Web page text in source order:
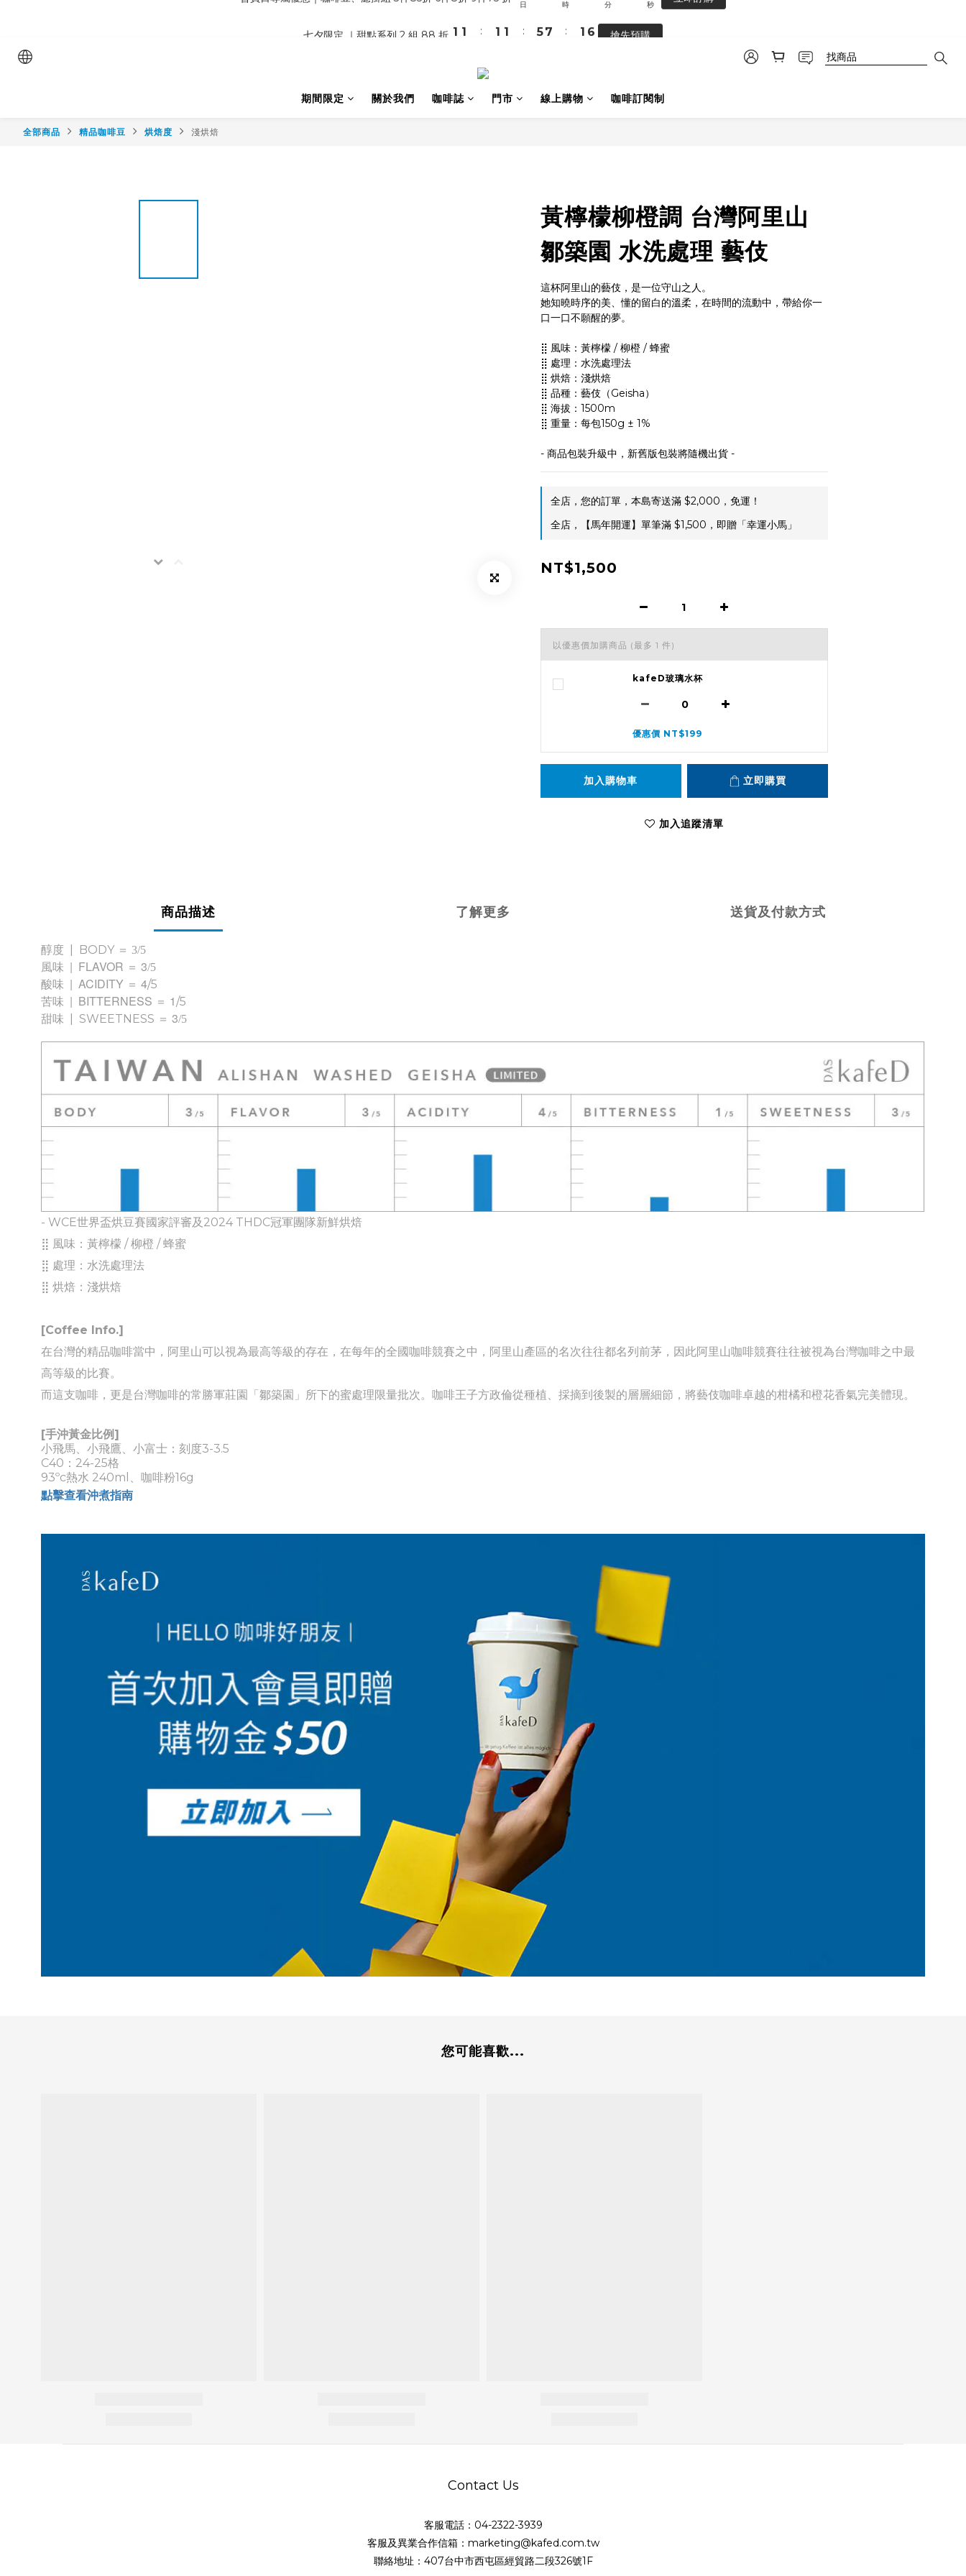
1
0
3
2
1
5
4
3
3
2
1
0 0
日
0 0
時
4
0
6
2
分
0 4
0
秒
期間限定 關於我們 咖啡誌 門市 線上購物 咖啡訂閱制
全部商品 精品咖啡豆 烘焙度 淺烘焙
黃檸檬柳橙調 台灣阿里山
鄒築園 水洗處理 藝伎
這杯阿里山的藝伎，是一位守山之人。
她知曉時序的美、懂的留白的溫柔，在時間的流動中，帶給你一
口一口不願醒的夢。
⣿ 風味：黃檸檬 / 柳橙 / 蜂蜜
⣿ 處理：水洗處理法
⣿ 烘焙：淺烘焙
⣿ 品種：藝伎（Geisha）
⣿ 海拔：1500m
⣿ 重量：每包150g ± 1%
- 商品包裝升級中，新舊版包裝將隨機出貨 -
全店，您的訂單，本島寄送滿 $2,000，免運！
全店，【馬年開運】單筆滿 $1,500，即贈「幸運小馬」
NT$1,500
以優惠價加購商品 (最多 1 件)
kafeD玻璃水杯
優惠價 NT$199
加入購物車 立即購買
加入追蹤清單
商品描述 了解更多 送貨及付款方式
醇度 | BODY ＝ 3/5
風味 | FLAVOR ＝ 3/5
酸味 | ACIDITY ＝ 4/5
苦味 | BITTERNESS ＝ 1/5
甜味 | SWEETNESS ＝ 3/5
- WCE世界盃烘豆賽國家評審及2024 THDC冠軍團隊新鮮烘焙
⣿ 風味：黃檸檬 / 柳橙 / 蜂蜜
⣿ 處理：水洗處理法
⣿ 烘焙：淺烘焙
[Coffee Info.]
在台灣的精品咖啡當中，阿里山可以視為最高等級的存在，在每年的全國咖啡競賽之中，阿里山產區的名次往往都名列前茅，因此阿里山咖啡競賽往往被視為台灣咖啡之中最
高等級的比賽。
而這支咖啡，更是台灣咖啡的常勝軍莊園「鄒築園」所下的蜜處理限量批次。咖啡王子方政倫從種植、採摘到後製的層層細節，將藝伎咖啡卓越的柑橘和橙花香氣完美體現。
[手沖黃金比例 ]
小飛馬、小飛鷹、小富士：刻度3-3.5
C40：24-25格
93ºc熱水 240ml、咖啡粉16g
點擊查看沖煮指南
您可能喜歡...
Contact Us
客服電話：04-2322-3939
客服及異業合作信箱：marketing@kafed.com.tw
聯絡地址：407台中市西屯區經貿路二段326號1F